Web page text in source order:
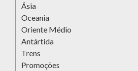
Ásia
Oceania
Oriente Médio
Antártida
Trens
Promoções